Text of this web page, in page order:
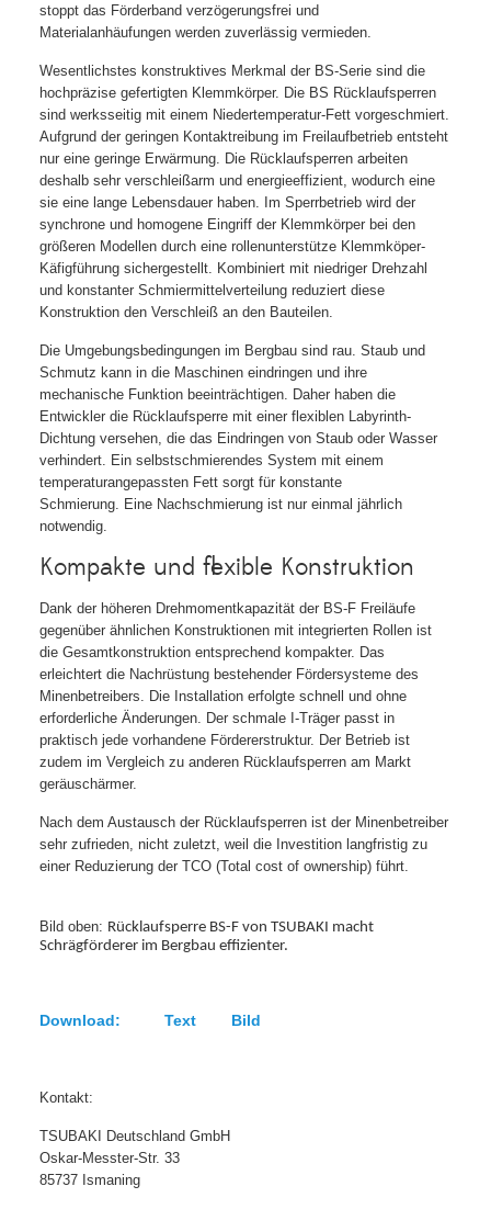
stoppt das Förderband verzögerungsfrei und
Materialanhäufungen werden zuverlässig vermieden.
Wesentlichstes konstruktives Merkmal der BS-Serie sind die
hochpräzise gefertigten Klemmkörper. Die BS Rücklaufsperren
sind werksseitig mit einem Niedertemperatur-Fett vorgeschmiert.
Aufgrund der geringen Kontaktreibung im Freilaufbetrieb entsteht
nur eine geringe Erwärmung. Die Rücklaufsperren arbeiten
deshalb sehr verschleißarm und energieeffizient, wodurch eine
sie eine lange Lebensdauer haben. Im Sperrbetrieb wird der
synchrone und homogene Eingriff der Klemmkörper bei den
größeren Modellen durch eine rollenunterstütze Klemmköper-
Käfigführung sichergestellt. Kombiniert mit niedriger Drehzahl
und konstanter Schmiermittelverteilung reduziert diese
Konstruktion den Verschleiß an den Bauteilen.
Die Umgebungsbedingungen im Bergbau sind rau. Staub und
Schmutz kann in die Maschinen eindringen und ihre
mechanische Funktion beeinträchtigen. Daher haben die
Entwickler die Rücklaufsperre mit einer flexiblen Labyrinth-
Dichtung versehen, die das Eindringen von Staub oder Wasser
verhindert. Ein selbstschmierendes System mit einem
temperaturangepassten Fett sorgt für konstante
Schmierung. Eine Nachschmierung ist nur einmal jährlich
notwendig.
Kompakte und flexible Konstruktion
Dank der höheren Drehmomentkapazität der BS-F Freiläufe
gegenüber ähnlichen Konstruktionen mit integrierten Rollen ist
die Gesamtkonstruktion entsprechend kompakter. Das
erleichtert die Nachrüstung bestehender Fördersysteme des
Minenbetreibers. Die Installation erfolgte schnell und ohne
erforderliche Änderungen. Der schmale I-Träger passt in
praktisch jede vorhandene Fördererstruktur. Der Betrieb ist
zudem im Vergleich zu anderen Rücklaufsperren am Markt
geräuschärmer.
Nach dem Austausch der Rücklaufsperren ist der Minenbetreiber
sehr zufrieden, nicht zuletzt, weil die Investition langfristig zu
einer Reduzierung der TCO (Total cost of ownership) führt.
Bild oben: Rücklaufsperre BS-F von TSUBAKI macht
Schrägförderer im Bergbau effizienter.
Download: Text Bild
Kontakt:
TSUBAKI Deutschland GmbH
Oskar-Messter-Str. 33
85737 Ismaning